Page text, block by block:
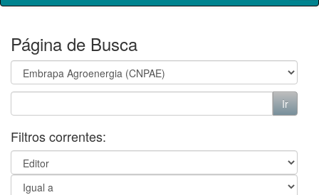
Página de Busca
Filtros correntes: